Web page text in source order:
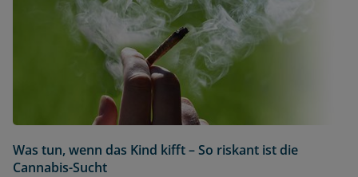
Was tun, wenn das Kind kifft – So riskant ist die
Cannabis-Sucht